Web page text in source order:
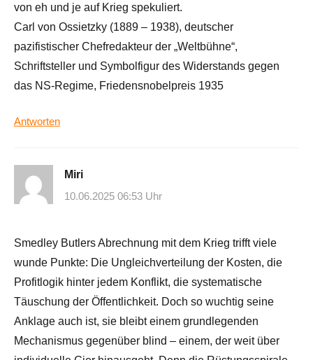
von eh und je auf Krieg spekuliert.
Carl von Ossietzky (1889 – 1938), deutscher
pazifistischer Chefredakteur der „Weltbühne“,
Schriftsteller und Symbolfigur des Widerstands gegen
das NS-Regime, Friedensnobelpreis 1935
Antworten
Miri
10.06.2025 06:53 Uhr
Smedley Butlers Abrechnung mit dem Krieg trifft viele
wunde Punkte: Die Ungleichverteilung der Kosten, die
Profitlogik hinter jedem Konflikt, die systematische
Täuschung der Öffentlichkeit. Doch so wuchtig seine
Anklage auch ist, sie bleibt einem grundlegenden
Mechanismus gegenüber blind – einem, der weit über